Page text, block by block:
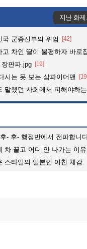
지난 화제
국 군종신부의 위엄 [42]
고 차인 딸이 불평하자 바로
장판파.jpg [19]
시는 못 보는 삼파이더맨
말했던 사회에서 피해야하
- 후- 행정반에서 전파합니
차 끌고 어디 안 나가는 이
스타일의 일본인 여친 체감.